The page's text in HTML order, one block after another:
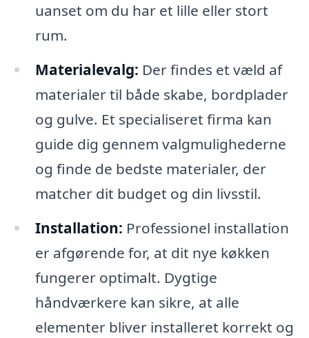
uanset om du har et lille eller stort
rum.
Materialevalg: Der findes et væld af
materialer til både skabe, bordplader
og gulve. Et specialiseret firma kan
guide dig gennem valgmulighederne
og finde de bedste materialer, der
matcher dit budget og din livsstil.
Installation: Professionel installation
er afgørende for, at dit nye køkken
fungerer optimalt. Dygtige
håndværkere kan sikre, at alle
elementer bliver installeret korrekt og